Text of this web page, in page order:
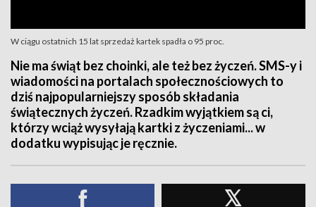
W ciągu ostatnich 15 lat sprzedaż kartek spadła o 95 proc.
Nie ma świąt bez choinki, ale też bez życzeń. SMS-y i
wiadomości na portalach społecznościowych to
dziś najpopularniejszy sposób składania
świątecznych życzeń. Rzadkim wyjątkiem są ci,
którzy wciąż wysyłają kartki z życzeniami... w
dodatku wypisując je ręcznie.